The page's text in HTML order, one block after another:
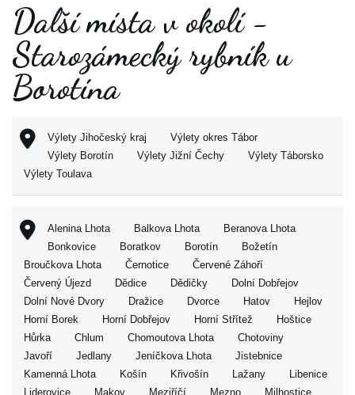
Další místa v okolí -
Starozámecký rybník u
Borotína
Výlety Jihočeský kraj
Výlety okres Tábor
Výlety Borotín
Výlety Jižní Čechy
Výlety Táborsko
Výlety Toulava
Alenina Lhota Balkova Lhota
Beranova Lhota
Bonkovice
Boratkov Borotín
Božetín
Broučkova Lhota
Černotice
Červené Záhoří
Červený Újezd
Dědice Dědičky
Dolní Dobřejov
Dolní Nové Dvory
Dražice Dvorce Hatov
Hejlov
Horní Borek
Horní Dobřejov Horní Střítež
Hoštice
Hůrka
Chlum Chomoutova Lhota
Chotoviny
Javoří
Jedlany Jeníčkova Lhota
Jistebnice
Kamenná Lhota
Košín Křivošín Lažany
Libenice
Liderovice
Makov Meziříčí Mezno Milhostice